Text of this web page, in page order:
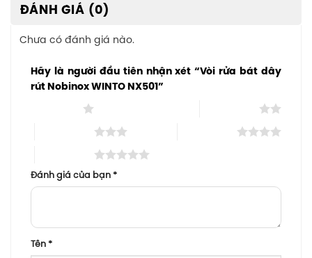
ĐÁNH GIÁ (0)
Chưa có đánh giá nào.
Hãy là người đầu tiên nhận xét “Vòi rửa bát dây
rút Nobinox WINTO NX501”
Đánh giá của bạn *
Tên *